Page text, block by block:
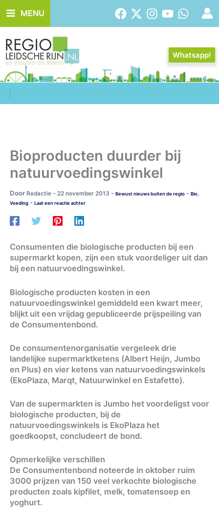
naar
de
inhoud
MENU
Whatsapp!
Bioproducten duurder bij
natuurvoedingswinkel
Door Redactie - 22 november 2013 - Bewust nieuws buiten de regio - Bio,
Voeding - Laat een reactie achter
Consumenten die biologische producten bij een
supermarkt kopen, zijn een stuk voordeliger uit dan
bij een natuurvoedingswinkel.
Biologische producten kosten in een
natuurvoedingswinkel gemiddeld een kwart meer,
blijkt uit een vrijdag gepubliceerde prijspeiling van
de Consumentenbond.
De consumentenorganisatie vergeleek drie
landelijke supermarktketens (Albert Heijn, Jumbo
en Plus) en vier ketens van natuurvoedingswinkels
(EkoPlaza, Marqt, Natuurwinkel en Estafette).
Van de supermarkten is Jumbo het voordeligst voor
biologische producten, bij de
natuurvoedingswinkels is EkoPlaza het
goedkoopst, concludeert de bond.
Opmerkelijke verschillen
De Consumentenbond noteerde in oktober ruim
3000 prijzen van 150 veel verkochte biologische
producten zoals kipfilet, melk, tomatensoep en
yoghurt.